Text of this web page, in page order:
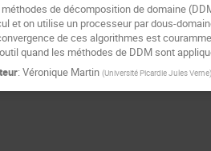
de décomposition de domaine
et on utilise un processeur par dous-
de ces algorithmes est
quand les méthodes de DDM sont
: Véronique Martin (Université Picardie Jules Verne)